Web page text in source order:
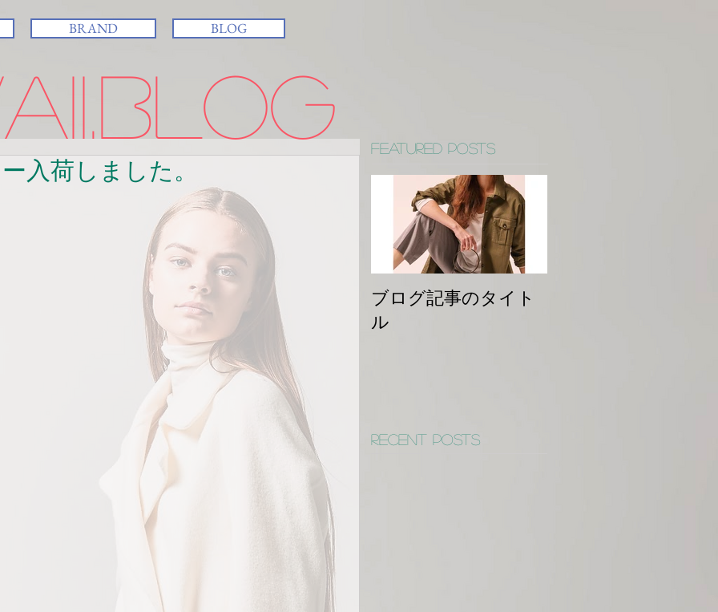
BRAND BLOG
入荷しました。
Featured Posts
ブログ記事のタイト
ル
Recent Posts